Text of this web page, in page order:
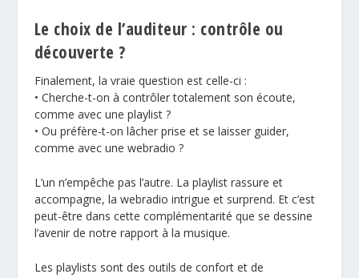
Le choix de l’auditeur : contrôle ou
découverte ?
Finalement, la vraie question est celle-ci :
• Cherche-t-on à contrôler totalement son écoute,
comme avec une playlist ?
• Ou préfère-t-on lâcher prise et se laisser guider,
comme avec une webradio ?
L’un n’empêche pas l’autre. La playlist rassure et
accompagne, la webradio intrigue et surprend. Et c’est
peut-être dans cette complémentarité que se dessine
l’avenir de notre rapport à la musique.
Les playlists sont des outils de confort et de